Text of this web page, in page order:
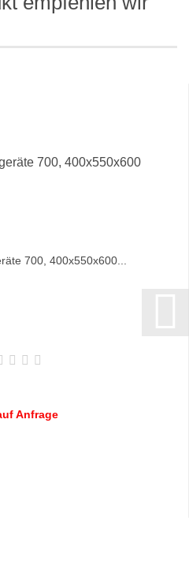
700, 400x550x600...
Anfrage